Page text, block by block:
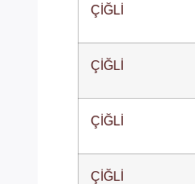
ÇİĞLİ
ÇİĞLİ
ÇİĞLİ
ÇİĞLİ